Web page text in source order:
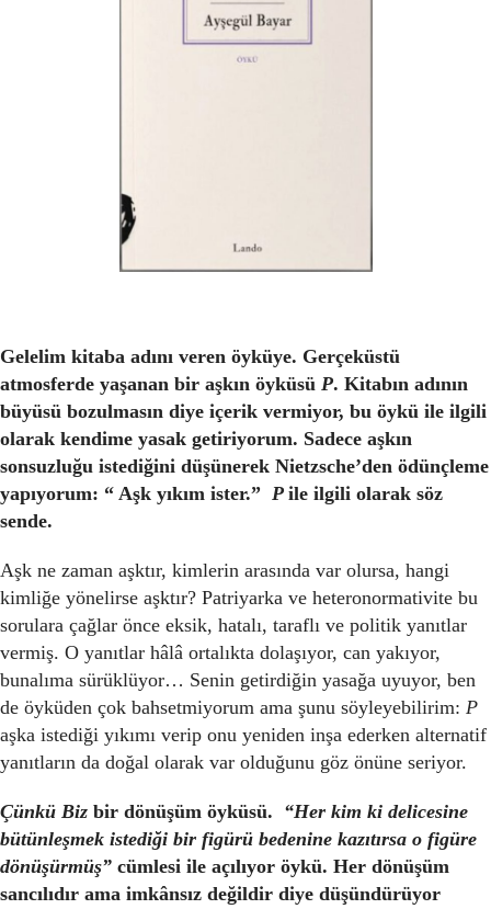
Gelelim kitaba adını veren öyküye. Gerçeküstü
atmosferde yaşanan bir aşkın öyküsü P. Kitabın adının
büyüsü bozulmasın diye içerik vermiyor, bu öykü ile ilgili
olarak kendime yasak getiriyorum. Sadece aşkın
sonsuzluğu istediğini düşünerek Nietzsche’den ödünçleme
yapıyorum: “ Aşk yıkım ister.” P ile ilgili olarak söz
sende.
Aşk ne zaman aşktır, kimlerin arasında var olursa, hangi
kimliğe yönelirse aşktır? Patriyarka ve heteronormativite bu
sorulara çağlar önce eksik, hatalı, taraflı ve politik yanıtlar
vermiş. O yanıtlar hâlâ ortalıkta dolaşıyor, can yakıyor,
bunalıma sürüklüyor… Senin getirdiğin yasağa uyuyor, ben
de öyküden çok bahsetmiyorum ama şunu söyleyebilirim: P
aşka istediği yıkımı verip onu yeniden inşa ederken alternatif
yanıtların da doğal olarak var olduğunu göz önüne seriyor.
Çünkü Biz bir dönüşüm öyküsü. “Her kim ki delicesine
bütünleşmek istediği bir figürü bedenine kazıtırsa o figüre
dönüşürmüş” cümlesi ile açılıyor öykü. Her dönüşüm
sancılıdır ama imkânsız değildir diye düşündürüyor